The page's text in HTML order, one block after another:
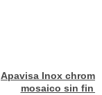
Apavisa Inox
mosaico sin fin